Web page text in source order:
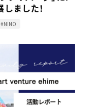
ました！
#NINO